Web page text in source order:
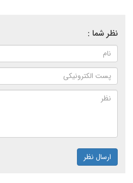
نظر شما :
ارسال نظر